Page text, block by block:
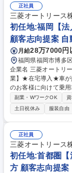
広いソリューション
て、複雑化する顧客
するなど、持続的に成長で
リース法人営業/NX
正社員
三菱オートリース
初任地:福岡【
顧客志向提案
月給28万7000円
福岡県福岡市博多区
企業名 三菱オートリース株式会社 求人名 初
業】★在宅導入★車が好きな方★
のお客様に向けて乗
ースを提供している
す。 お客様の自動車に関する多様な要望を踏まえ、最適なソリューション
を提案する業務です
(2)顧客フォロー：契
め多くの企業との取
して頂き、その後は新規開拓も
【法人リース営業】
副業・WワークOK
土日祝休み
服装自由
正社員
三菱オートリース
初任地:首都圏
方 顧客志向提案